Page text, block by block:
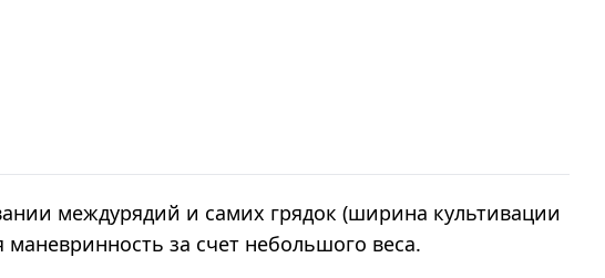
междурядий и самих грядок (ширина культивации
за счет небольшого веса.